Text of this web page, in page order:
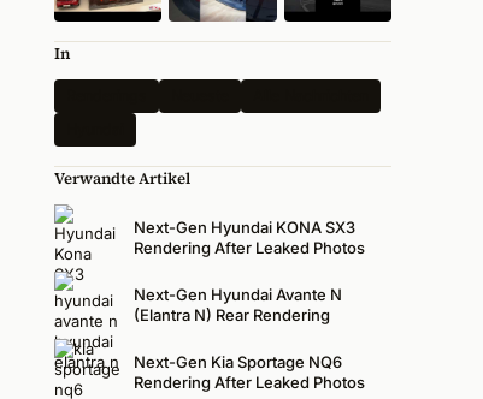
In
Verwandte Artikel
Next-Gen Hyundai KONA SX3
Rendering After Leaked Photos
Next-Gen Hyundai Avante N
(Elantra N) Rear Rendering
Next-Gen Kia Sportage NQ6
Rendering After Leaked Photos